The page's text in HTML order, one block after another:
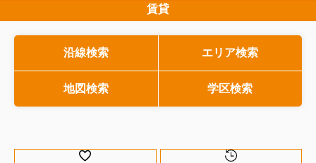
みをわかりやすく解説
た時に選択肢となるのが、マイホーム
今度は賃貸として住み続けるこの...
トです。しかし、専門用語が多く、何を
どう確認すればよいのか分かりにくいの
も事実です。そこで今回は、マンション
購入を検討している方に向けて、区分所
有法と管理規約の基本から、具体的なチ
ェックポイントまでを分かりやすく解説
します。この記事を読み進めていただく
です。そこで本記事では
味をできるだけわかりや
戸建てとマンションでの
能・10年保証との関係ま
します。購入前にどこを
か、専門家へ相談するタ
的にご紹介しますので、
賃貸
沿線検索 エリア検索
地図検索 学区検索